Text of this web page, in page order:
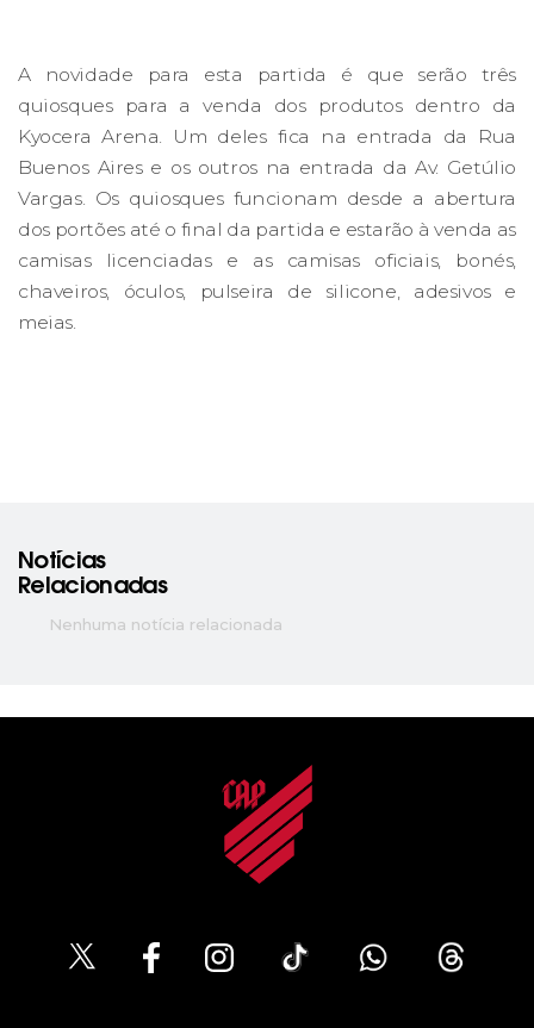
A novidade para esta partida é que serão três
quiosques para a venda dos produtos dentro da
Kyocera Arena. Um deles fica na entrada da Rua
Buenos Aires e os outros na entrada da Av. Getúlio
Vargas. Os quiosques funcionam desde a abertura
dos portões até o final da partida e estarão à venda as
camisas licenciadas e as camisas oficiais, bonés,
chaveiros, óculos, pulseira de silicone, adesivos e
meias.
Notícias
Relacionadas
Nenhuma notícia relacionada